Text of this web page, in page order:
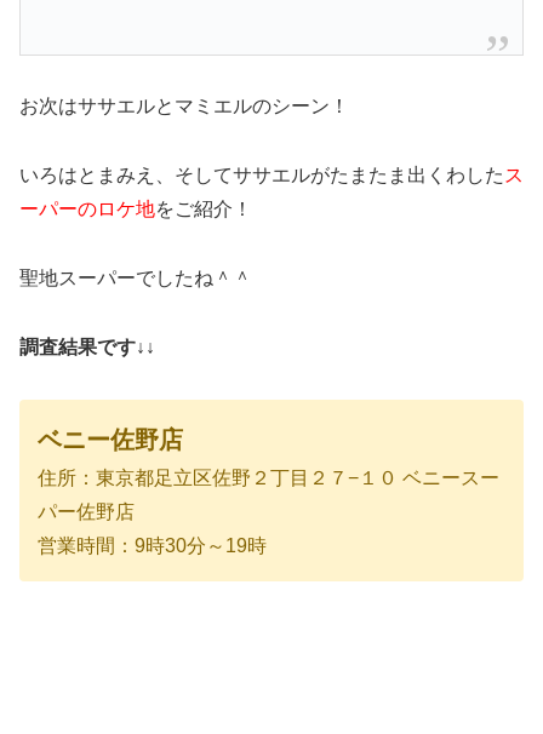
お次はササエルとマミエルのシーン！
いろはとまみえ、そしてササエルがたまたま出くわした ス
ーパーのロケ地をご紹介！
聖地スーパーでしたね＾＾
調査結果です↓↓
ベニー佐野店
住所：東京都足立区佐野２丁目２７−１０ ベニースー
パー佐野店
営業時間：9時30分～19時